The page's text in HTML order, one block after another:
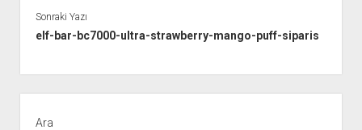
Sonraki Yazı
elf-bar-bc7000-ultra-strawberry-mango-puff-siparis
Menü
Ara